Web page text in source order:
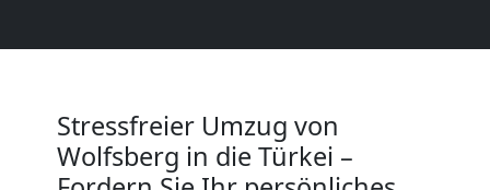
Stressfreier Umzug von
Wolfsberg in die Türkei –
LKW